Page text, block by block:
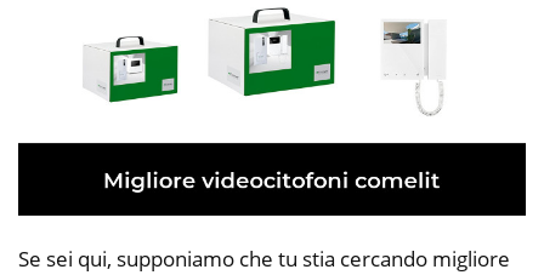
Se sei qui, supponiamo che tu stia cercando migliore